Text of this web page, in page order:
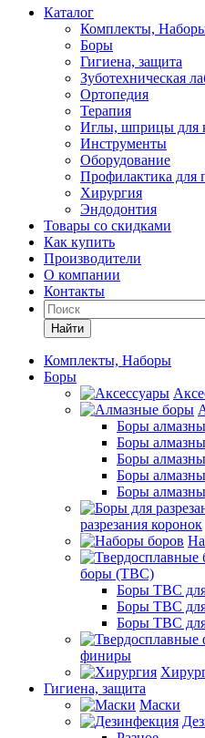
Каталог
Комплекты,
Боры
Гигиена, защита
Зуботехническая
Ортопедия
Терапия
Иглы, шприцы для
Инструменты
Оборудование
Профилактика для
Хирургия
Эндодонтия
Товары со скидками
Как купить
Производители
О компании
Контакты
Найти
Комплекты, Наборы
Боры
Боры
Боры
Боры
Боры
Боры
разрезания коронок
боры (ТВС)
Боры ТВС
Боры ТВС
Боры ТВС
финиры
Гигиена, защита
Маски